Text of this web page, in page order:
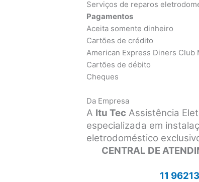
Serviços de reparos
Pagamentos
Aceita somente dinheiro
Cartões de crédito
American Express Diners Club
Cartões de débito
Cheques
Da Empresa
A Itu Tec Assistência
especializada em
eletrodoméstico
CENTRAL DE
11